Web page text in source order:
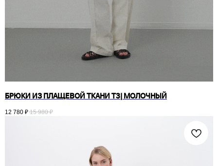
БРЮКИ ИЗ ПЛАЩЕВОЙ ТКАНИ T3| МОЛОЧНЫЙ
12 780 ₽ 15 980 ₽